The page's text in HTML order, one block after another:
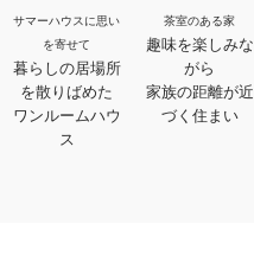
サマーハウスに思い
を寄せて
暮らしの居場所
を散りばめた
ワンルームハウ
ス
茶室のある家
趣味を楽しみな
がら
家族の距離が近
づく住まい